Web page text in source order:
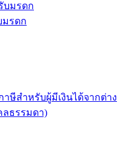
บมรดก
รดก
ษีสำหรับผู้มีเงินได้จากต่าง
ลธรรมดา)